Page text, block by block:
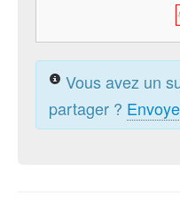
Vous avez un
partager ?